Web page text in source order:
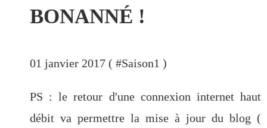
BONANNÉ !
01 janvier 2017 ( #Saison1 )
PS : le retour d'une connexion internet haut
débit va permettre la mise à jour du blog (